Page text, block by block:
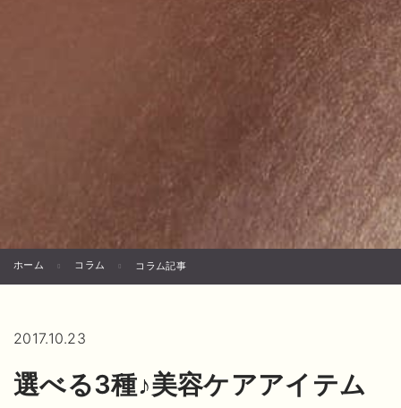
ホーム コラム コラム記事
2017.10.23
選べる3種♪美容ケアアイテム